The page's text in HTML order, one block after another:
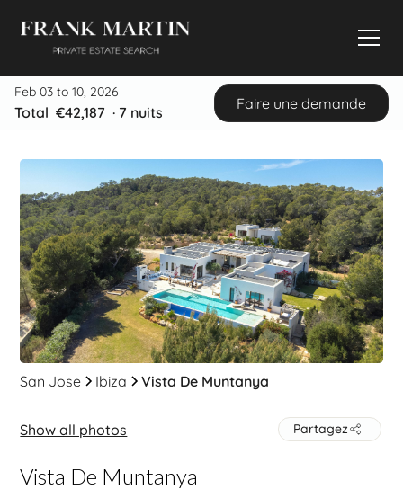
Feb 03 to 10, 2026
Total €42,187 · 7 nuits
Faire une demande
San Jose Ibiza Vista De Muntanya
Show all photos
Vista De Muntanya
Partagez